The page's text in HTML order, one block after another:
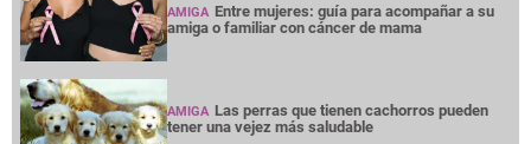
AMIGA Entre mujeres: guía para acompañar a su
amiga o familiar con cáncer de mama
AMIGA Las perras que tienen cachorros pueden
tener una vejez más saludable